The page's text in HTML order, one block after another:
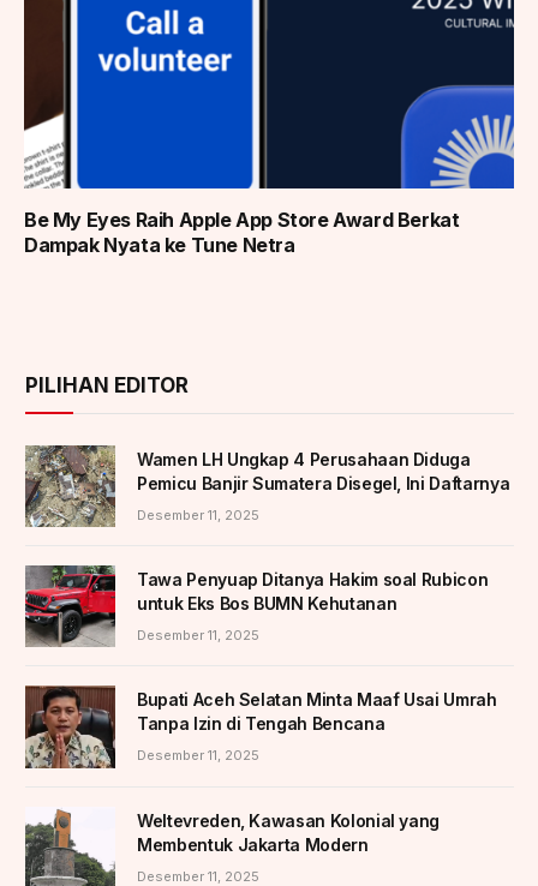
Be My Eyes Raih Apple App Store Award Berkat
Dampak Nyata ke Tune Netra
PILIHAN EDITOR
Wamen LH Ungkap 4 Perusahaan Diduga
Pemicu Banjir Sumatera Disegel, Ini Daftarnya
Desember 11, 2025
Tawa Penyuap Ditanya Hakim soal Rubicon
untuk Eks Bos BUMN Kehutanan
Desember 11, 2025
Bupati Aceh Selatan Minta Maaf Usai Umrah
Tanpa Izin di Tengah Bencana
Desember 11, 2025
Weltevreden, Kawasan Kolonial yang
Membentuk Jakarta Modern
Desember 11, 2025